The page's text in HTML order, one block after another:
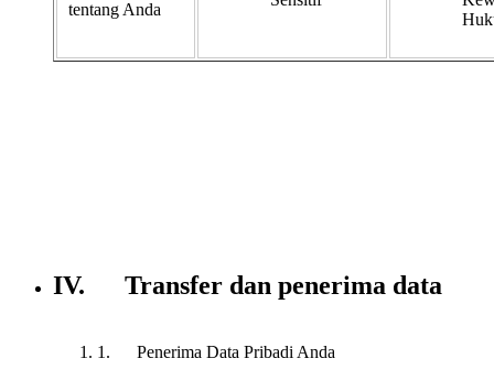
tentang Anda
IV. Transfer dan penerima data
1. Penerima Data Pribadi Anda